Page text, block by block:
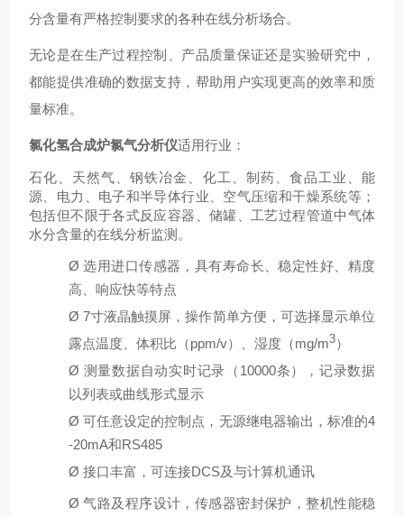
分含量有严格控制要求的各种在线分析场合。
无论是在生产过程控制、产品质量保证还是实验研究中，
都能提供准确的数据支持，帮助用户实现更高的效率和质
量标准。
氯化氢合成炉氯气分析仪适用行业：
石化、天然气、钢铁冶金、化工、制药、食品工业、能
源、电力、电子和半导体行业、空气压缩和干燥系统等；
包括但不限于各式反应容器、储罐、工艺过程管道中气体
水分含量的在线分析监测。
Ø选用进口传感器，具有寿命长、稳定性好、精度
高、响应快等特点
Ø7寸液晶触摸屏，操作简单方便，可选择显示单位
露点温度、体积比（ppm/v）、湿度（mg/m3）
Ø 测量数据自动实时记录（10000条），记录数据
以列表或曲线形式显示
Ø可任意设定的控制点，无源继电器输出，标准的4
-20mA和RS485
Ø 接口丰富，可连接DCS及与计算机通讯
Ø气路及程序设计，传感器密封保护，整机性能稳